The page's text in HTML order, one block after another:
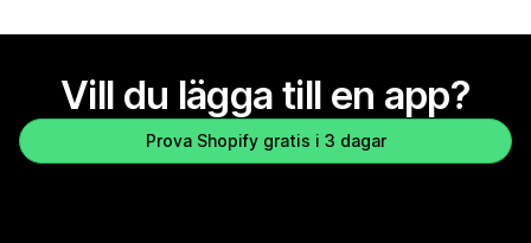
Vill du lägga till en app?
Prova Shopify gratis i 3 dagar